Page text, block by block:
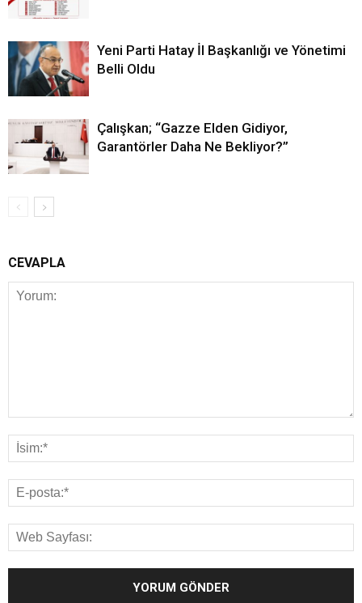
Yeni Parti Hatay İl Başkanlığı ve Yönetimi
Belli Oldu
Çalışkan; “Gazze Elden Gidiyor,
Garantörler Daha Ne Bekliyor?”
CEVAPLA